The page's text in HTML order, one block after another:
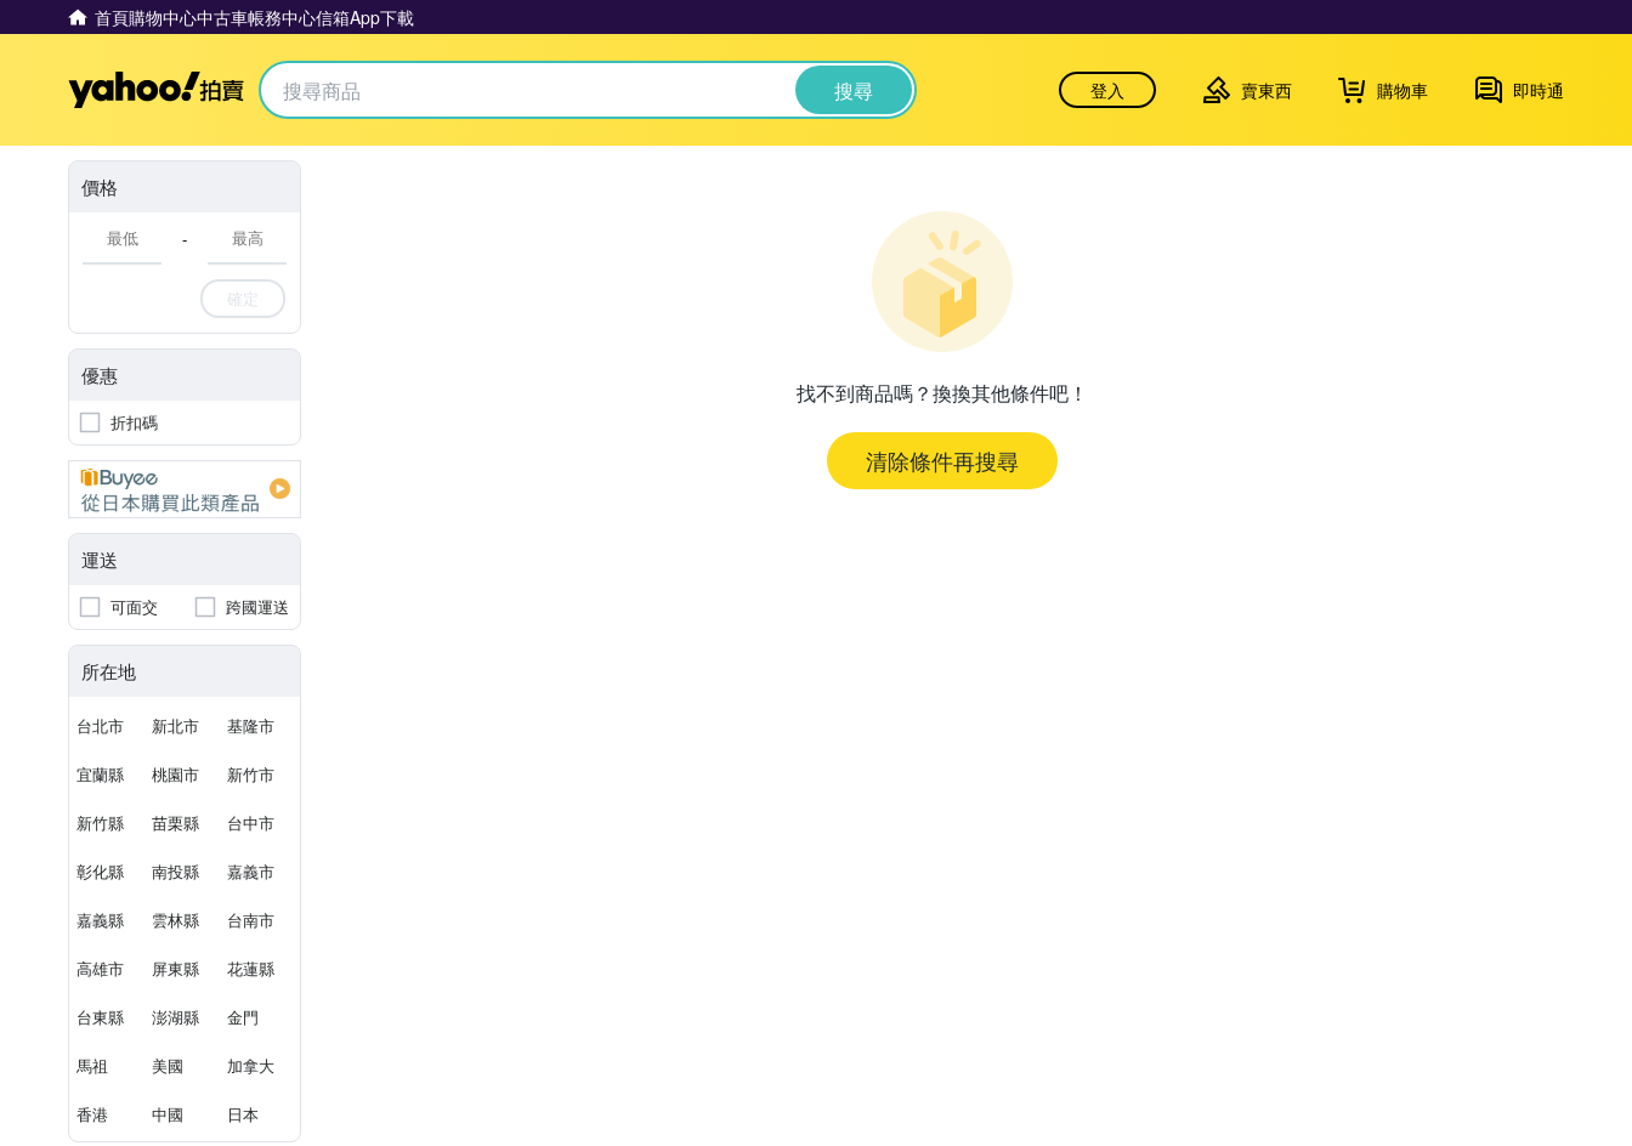
首頁購物中心中古車帳務中心信箱App下載
Yahoo拍賣 搜尋 登入 賣東西 購物車 即時通
價格
-
確定
優惠
折扣碼
運送
可面交 跨國運送
所在地
台北市 新北市 基隆市
宜蘭縣 桃園市 新竹市
新竹縣 苗栗縣 台中市
彰化縣 南投縣 嘉義市
嘉義縣 雲林縣 台南市
高雄市 屏東縣 花蓮縣
台東縣 澎湖縣 金門
馬祖 美國 加拿大
香港 中國 日本
找不到商品嗎？換換其他條件吧！
清除條件再搜尋